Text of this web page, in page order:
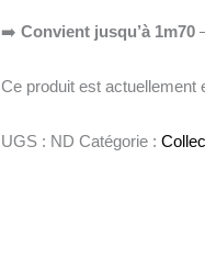
➡️Convient jusqu’à 1m70
Ce produit est actuellement
UGS : ND Catégorie :